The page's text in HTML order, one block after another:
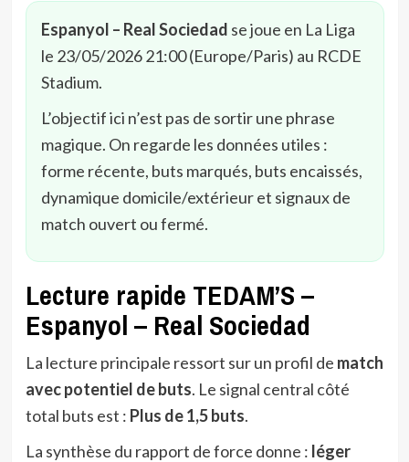
Espanyol – Real Sociedad se joue en La Liga
le 23/05/2026 21:00 (Europe/Paris) au RCDE
Stadium.
L’objectif ici n’est pas de sortir une phrase
magique. On regarde les données utiles :
forme récente, buts marqués, buts encaissés,
dynamique domicile/extérieur et signaux de
match ouvert ou fermé.
Lecture rapide TEDAM’S –
Espanyol – Real Sociedad
La lecture principale ressort sur un profil de match
avec potentiel de buts. Le signal central côté
total buts est : Plus de 1,5 buts.
La synthèse du rapport de force donne : léger